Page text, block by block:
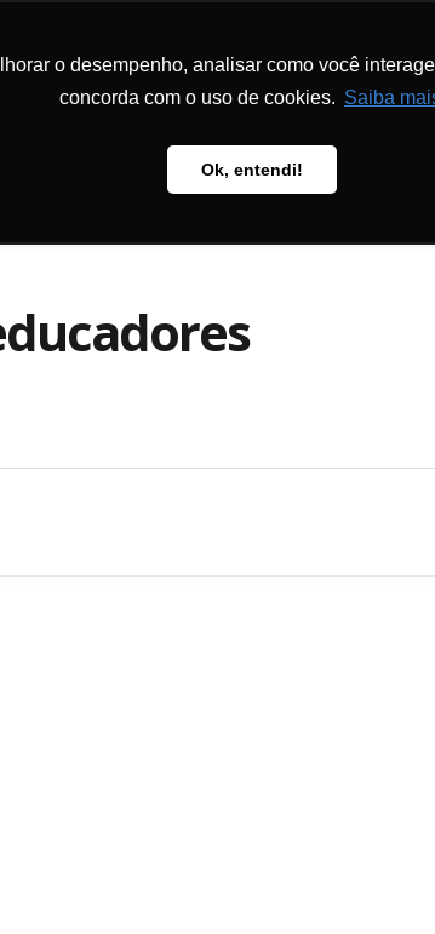
o desempenho, analisar como você
concorda com o uso de cookies. Saiba
Ok, entendi!
AND
METHODOLOGY PUBLICATIONS